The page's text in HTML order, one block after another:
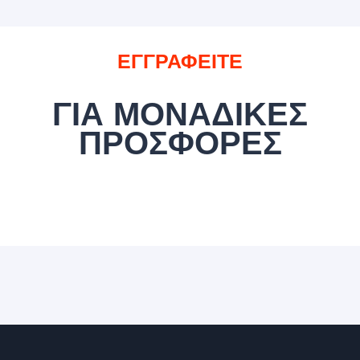
ΕΓΓΡΑΦΕΙΤΕ
ΓΙΑ ΜΟΝΑΔΙΚΕΣ
ΠΡΟΣΦΟΡΕΣ